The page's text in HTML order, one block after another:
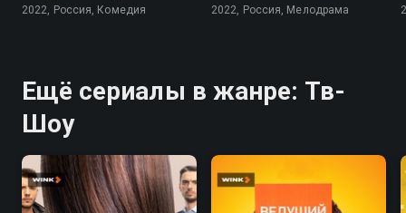
2022, Россия, Комедия 2022, Россия, Мелодрама
Ещё сериалы в жанре: Тв-
Шоу